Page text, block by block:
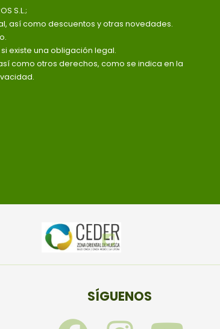
S.L.;
así como descuentos y otras novedades.
existe una obligación legal.
como otros derechos, como se indica en la
SÍGUENOS